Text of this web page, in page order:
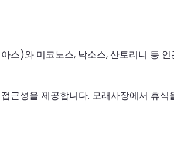
스)와 미코노스, 낙소스, 산토리니 등 인
근성을 제공합니다. 모래사장에서 휴식